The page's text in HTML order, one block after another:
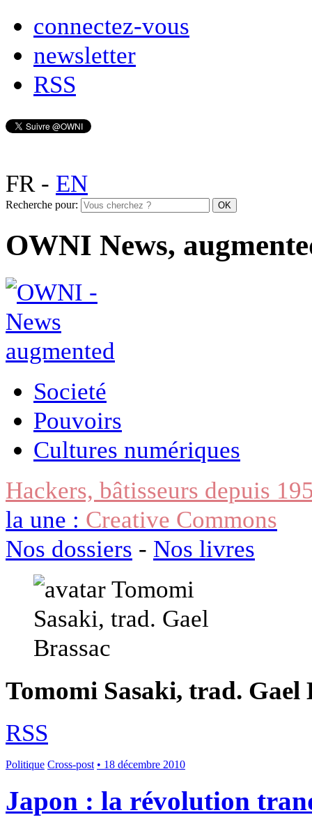
connectez-vous
newsletter
RSS
FR- EN
Recherche pour:
OWNI News,
Societé
Pouvoirs
Cultures numériques
Hackers, bâtisseurs depuis
la une : Creative Commons
Nos dossiers - Nos livres
Tomomi Sasaki, trad. Gael
RSS
Politique Cross-post • 18 décembre 2010
Japon : la révolution